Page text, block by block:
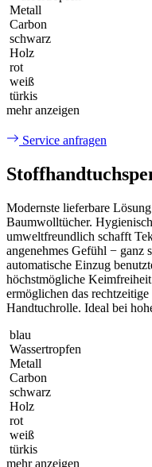
Metall
Carbon
schwarz
Holz
rot
weiß
türkis
mehr anzeigen
Service anfragen
Modernste lieferbare
Baumwolltücher.
umweltfreundlich schafft
angenehmes Gefühl − ganz
automatische Einzug
höchstmögliche
ermöglichen das
Handtuchrolle. Ideal bei
blau
Wassertropfen
Metall
Carbon
schwarz
Holz
rot
weiß
türkis
mehr anzeigen